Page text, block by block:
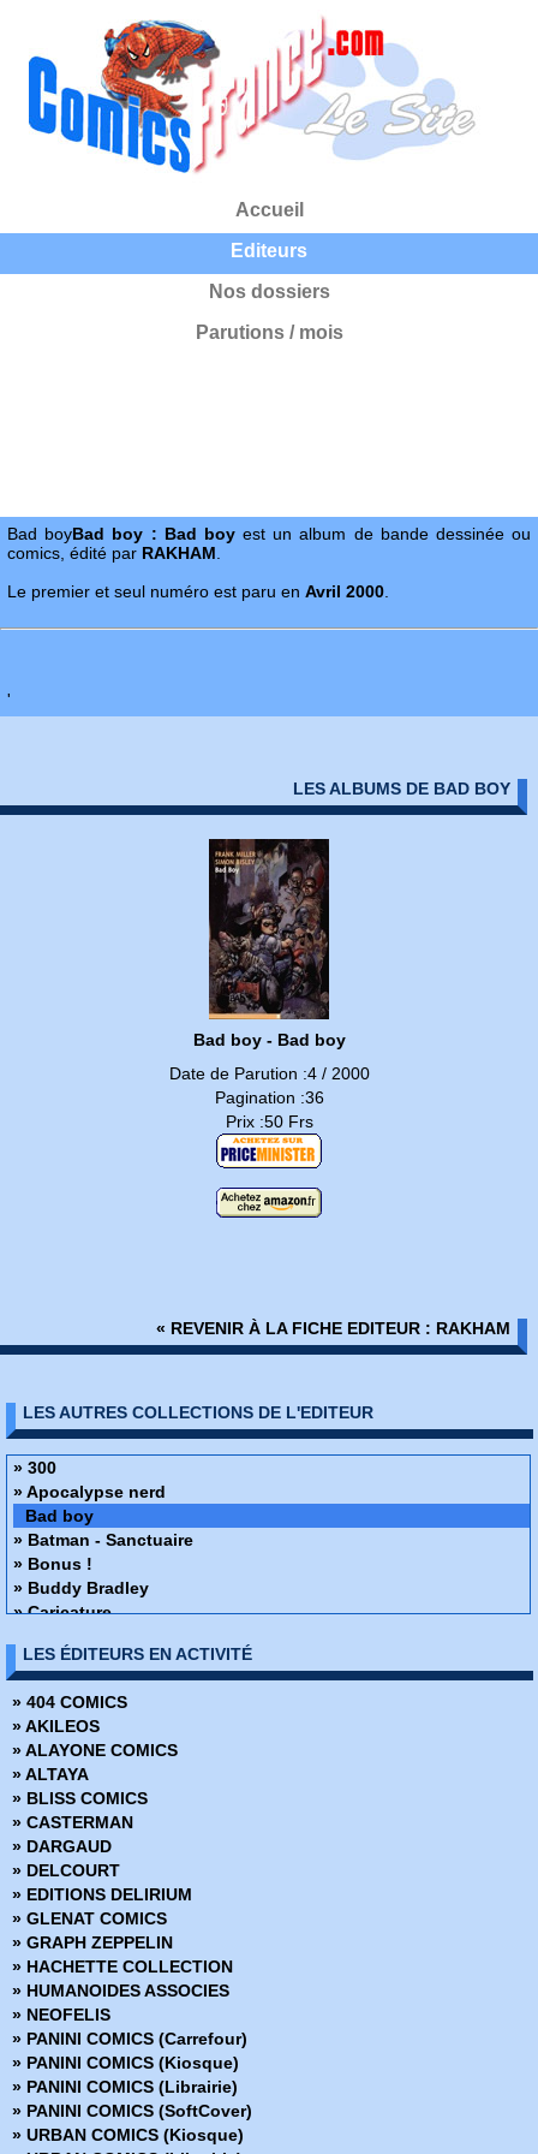
Accueil
Editeurs
Nos dossiers
Parutions / mois
Bad boyBad boy : Bad boyest un album de bande dessinée ou
comics, édité par RAKHAM
Le premier et seul numéro est paru en Avril 2000
'
LES ALBUMS DE BAD BOY
Bad boy - Bad boy
Date de Parution :4 / 2000
Pagination :36
Prix :50 Frs
« REVENIR À LA FICHE EDITEUR : RAKHAM
LES AUTRES COLLECTIONS DE L'EDITEUR
» 300
» Apocalypse nerd
Bad boy
» Batman - Sanctuaire
» Bonus !
» Buddy Bradley
» Caricature
» Derniers jours de guerre
» Derniers rappels
» Gorazde
» Journal d'un défaitiste
» L'Appel de l'espace
» Le Building
» Le Dernier Chevalier
» Les Bradley
» Les Maîtres du désordre
» Love & Rockets X
» Palestine
» Plus cool tu meurs
» Pussey !
» Sin City
» The Art of Sin City
» The Fixer - Une histoire de Sarajevo
LES ÉDITEURS EN ACTIVITÉ
» 404 COMICS
» AKILEOS
» ALAYONE COMICS
» ALTAYA
» BLISS COMICS
» CASTERMAN
» DARGAUD
» DELCOURT
» EDITIONS DELIRIUM
» GLENAT COMICS
» GRAPH ZEPPELIN
» HACHETTE COLLECTION
» HUMANOIDES ASSOCIES
» NEOFELIS
» PANINI COMICS (Carrefour)
» PANINI COMICS (Kiosque)
» PANINI COMICS (Librairie)
» PANINI COMICS (SoftCover)
» URBAN COMICS (Kiosque)